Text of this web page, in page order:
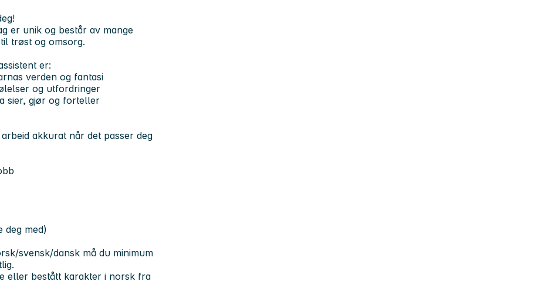
er unik og består av mange
trøst og omsorg.
er:
verden og fantasi
og utfordringer
sier, gjør og forteller
akkurat når det passer deg
deg med)
svensk/dansk må du minimum
eller bestått karakter i norsk fra